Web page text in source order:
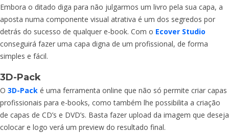
Embora o ditado diga para não julgarmos um livro pela sua capa, a
aposta numa componente visual atrativa é um dos segredos por
detrás do sucesso de qualquer e-book. Com o Ecover Studio
conseguirá fazer uma capa digna de um profissional, de forma
simples e fácil.
3D-Pack
O 3D-Pack é uma ferramenta online que não só permite criar capas
profissionais para e-books, como também lhe possibilita a criação
de capas de CD’s e DVD’s. Basta fazer upload da imagem que deseja
colocar e logo verá um preview do resultado final.